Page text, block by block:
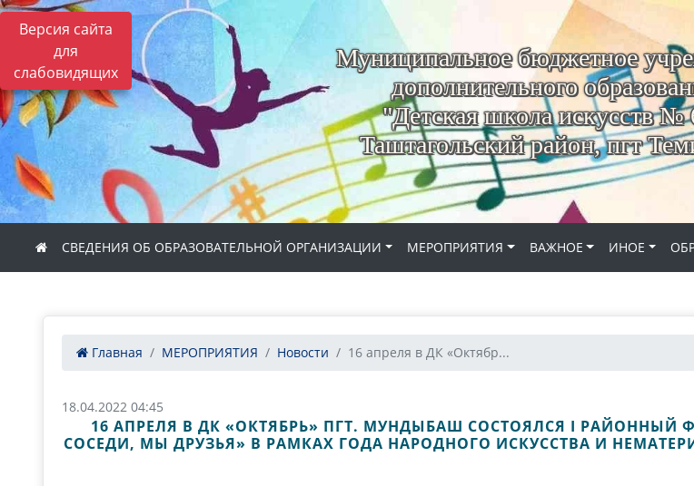
Версия сайта
для
слабовидящих
Муниципальное бюджетное
дополнительного
"Детская школа искусств №
Таштагольский район, пгт
СВЕДЕНИЯ ОБ ОБРАЗОВАТЕЛЬНОЙ ОРГАНИЗАЦИИ МЕРОПРИЯТИЯ ВАЖНОЕ ИНОЕ
Главная МЕРОПРИЯТИЯ Новости 16 апреля в ДК «Октябр...
18.04.2022 04:45
16 АПРЕЛЯ В ДК «ОКТЯБРЬ» ПГТ. МУНДЫБАШ СОСТОЯЛСЯ I РАЙОННЫЙ
СОСЕДИ, МЫ ДРУЗЬЯ» В РАМКАХ ГОДА НАРОДНОГО ИСКУССТВА И